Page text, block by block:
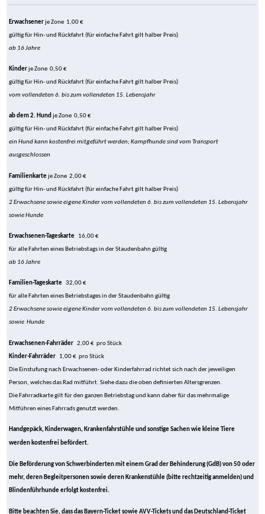
Erwachsenerje Zone 1,00 €
gültig für Hin- und Rückfahrt (für einfache Fahrt gilt halber Preis)
ab 16 Jahre
Kinderje Zone 0,50 €
gültig für Hin- und Rückfahrt (für einfache Fahrt gilt halber Preis)
vom vollendeten 6. bis zum vollendeten 15. Lebensjahr
ab dem 2. Hundje Zone 0,50 €
gültig für Hin- und Rückfahrt (für einfache Fahrt gilt halber Preis)
ein Hund kann kostenfrei mitgeführt werden; Kampfhunde sind vom Transport
ausgeschlossen
Familienkarteje Zone 2,00 €
gültig für Hin- und Rückfahrt (für einfache Fahrt gilt halber Preis)
2 Erwachsene sowie eigene Kinder vom vollendeten 6. bis zum vollendeten 15. Lebensjahr
sowie Hunde
Erwachsenen-Tageskarte 16,00 €
für alle Fahrten eines Betriebstags in der Staudenbahn gültig
ab 16 Jahre
Familien-Tageskarte 32,00 €
für alle Fahrten eines Betriebstages in der Staudenbahn gültig
2 Erwachsene sowie eigene Kinder vom vollendeten 6. bis zum vollendeten 15. Lebensjahr
sowie Hunde
Erwachsenen-Fahrräder 2,00 € pro Stück
Kinder-Fahrräder 1,00 € pro Stück
Die Einstufung nach Erwachsenen- oder Kinderfahrrad richtet sich nach der jeweiligen
Person, welches das Rad mitführt. Siehe dazu die oben definierten Altersgrenzen.
Die Fahrradkarte gilt für den ganzen Betriebstag und kann daher für das mehrmalige
Mitführen eines Fahrrads genutzt werden.
Handgepäck, Kinderwagen, Krankenfahrstühle und sonstige Sachen wie kleine Tiere
werden kostenfrei befördert.
Die Beförderung von Schwerbinderten mit einem Grad der Behinderung (GdB) von 50 oder
mehr, deren Begleitpersonen sowie deren Krankenstühle (bitte rechtzeitig anmelden) und
Blindenführhunde erfolgt kostenfrei.
Bitte beachten Sie, dass das Bayern-Ticket sowie AVV-Tickets und das Deutschland-Ticket